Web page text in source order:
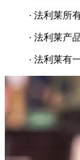
· 法利莱所
· 法利莱产
· 法利莱有